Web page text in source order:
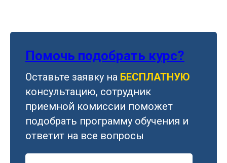
Помочь подобрать курс?
Оставьте заявку на БЕСПЛАТНУЮ
консультацию, сотрудник
приемной комиссии поможет
подобрать программу обучения и
ответит на все вопросы